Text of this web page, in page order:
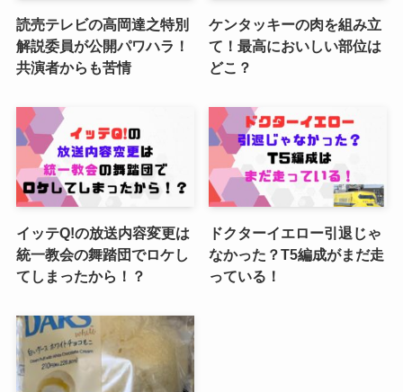
読売テレビの高岡達之特別
解説委員が公開パワハラ！
共演者からも苦情
ケンタッキーの肉を組み立
て！最高においしい部位は
どこ？
イッテQ!の放送内容変更は
統一教会の舞踏団でロケし
てしまったから！？
ドクターイエロー引退じゃ
なかった？T5編成がまだ走
っている！